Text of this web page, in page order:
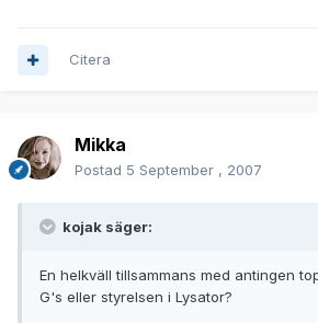
Citera
Mikka
Postad 5 September , 2007
kojak säger:
En helkväll tillsammans med antingen
G's eller styrelsen i Lysator?